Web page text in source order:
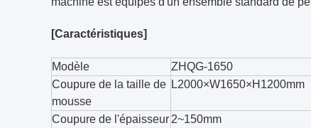
[Caractéristiques]
Modèle ZHQG-1650
Coupure de la taille de
mousse
L2000×W1650×H1200mm
Coupure de l'épaisseur 2~150mm